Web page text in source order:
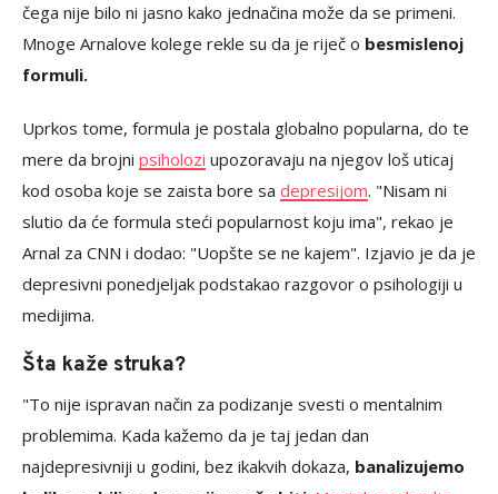
čega nije bilo ni jasno kako jednačina može da se primeni.
Mnoge Arnalove kolege rekle su da je riječ o besmislenoj
formuli.
Uprkos tome, formula je postala globalno popularna, do te
mere da brojni psiholozi upozoravaju na njegov loš uticaj
kod osoba koje se zaista bore sa depresijom. "Nisam ni
slutio da će formula steći popularnost koju ima", rekao je
Arnal za CNN i dodao: "Uopšte se ne kajem". Izjavio je da je
depresivni ponedjeljak podstakao razgovor o psihologiji u
medijima.
Šta kaže struka?
"To nije ispravan način za podizanje svesti o mentalnim
problemima. Kada kažemo da je taj jedan dan
najdepresivniji u godini, bez ikakvih dokaza, banalizujemo